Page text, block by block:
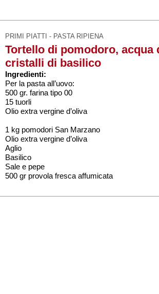
PRIMI PIATTI - PASTA RIPIENA
Tortello di pomodoro, acqua
cristalli di basilico
Ingredienti:
Per la pasta all’uovo:
500 gr. farina tipo 00
15 tuorli
Olio extra vergine d’oliva
1 kg pomodori San Marzano
Olio extra vergine d’oliva
Aglio
Basilico
Sale e pepe
500 gr provola fresca affumicata